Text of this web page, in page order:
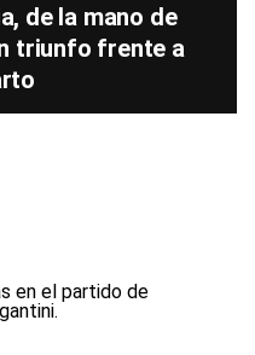
de la mano de
triunfo frente a